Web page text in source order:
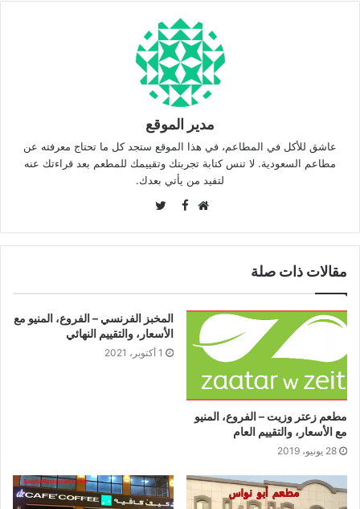
مدير الموقع
عاشق للأكل في المطاعم، في هذا الموقع ستجد كل ما تحتاج معرفته عن
مطاعم السعودية. لا تنس كتابة تجربتك وتقييمك للمطعم بعد قراءتك عنه
لتفيد من يأتي بعدك.
Facebook
مقالات ذات صلة
مطعم زعتر وزيت – الفروع، المنيو
مع الأسعار، والتقييم العام
28 يونيو، 2019
المخبز الفرنسي – الفروع، المنيو مع
الأسعار، والتقييم النهائي
1 أكتوبر، 2021